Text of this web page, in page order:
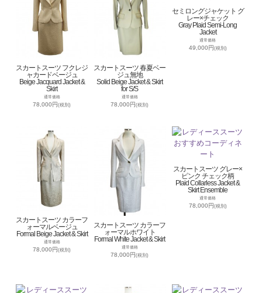
スカートスーツ フクレジ
ャカードベージュ
Beige Jacquard Jacket &
Skirt
通常価格
78,000円(税別)
スカートスーツ 春夏ベー
ジュ無地
Solid Beige Jacket & Skirt
for S/S
通常価格
78,000円(税別)
セミロングジャケット グ
レー×チェック
Gray Plaid Semi-Long
Jacket
通常価格
49,000円(税別)
スカートスーツ カラーフ
ォーマルベージュ
Formal Beige Jacket & Skirt
通常価格
78,000円(税別)
スカートスーツ カラーフ
ォーマルホワイト
Formal White Jacket & Skirt
通常価格
78,000円(税別)
スカートスーツ グレー×
ピンク チェック柄
Plaid Collarless Jacket &
Skirt Ensemble
通常価格
78,000円(税別)